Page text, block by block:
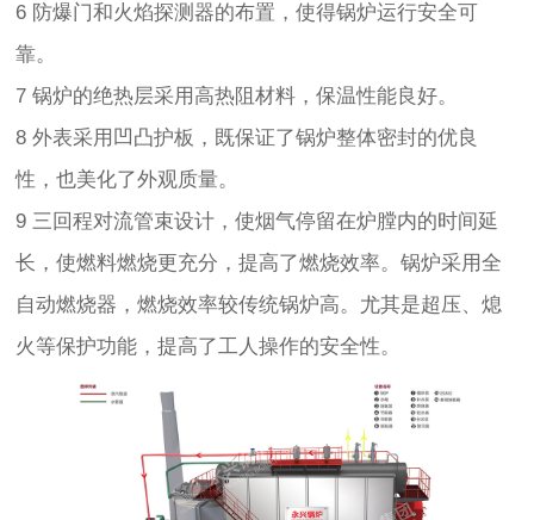
6 防爆门和火焰探测器的布置，使得锅炉运行安全可
靠。
7 锅炉的绝热层采用高热阻材料，保温性能良好。
8 外表采用凹凸护板，既保证了锅炉整体密封的优良
性，也美化了外观质量。
9 三回程对流管束设计，使烟气停留在炉膛内的时间延
长，使燃料燃烧更充分，提高了燃烧效率。锅炉采用全
自动燃烧器，燃烧效率较传统锅炉高。尤其是超压、熄
火等保护功能，提高了工人操作的安全性。